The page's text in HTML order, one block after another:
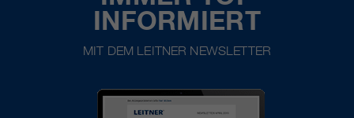
INFORMIERT
MIT DEM LEITNER NEWSLETTER